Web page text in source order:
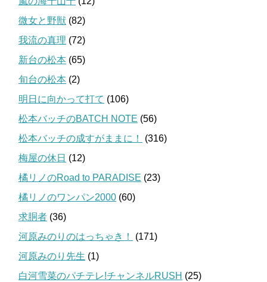
微女と野獣 (82)
我流の真理 (72)
新台の松本 (65)
旬台の松本 (2)
明日に向かって打て (106)
松本バッチのBATCH NOTE (56)
松本バッチの成すがままに！
(316)
梅屋の休日 (12)
橘リノのRoad to PARADISE (23)
橘リノのワンパン2000 (60)
求胴者 (36)
河原みのりのはっちゃき！
(171)
河原みのり先生 (1)
白河雪菜のパチテレ!チャンネルRUSH (25)